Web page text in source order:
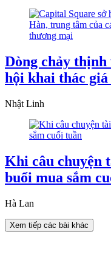
Dòng chảy thịnh
hội khai thác
Nhật Linh
Khi câu chuyện
buổi mua sắm
Hà Lan
Xem tiếp các bài khác